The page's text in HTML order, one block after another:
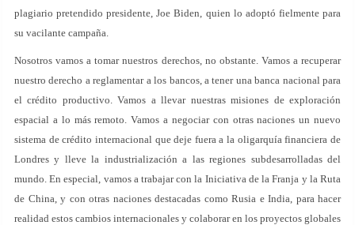
plagiario pretendido presidente, Joe Biden, quien lo adoptó fielmente para
su vacilante campaña.
Nosotros vamos a tomar nuestros derechos, no obstante. Vamos a recuperar
nuestro derecho a reglamentar a los bancos, a tener una banca nacional para
el crédito productivo. Vamos a llevar nuestras misiones de exploración
espacial a lo más remoto. Vamos a negociar con otras naciones un nuevo
sistema de crédito internacional que deje fuera a la oligarquía financiera de
Londres y lleve la industrialización a las regiones subdesarrolladas del
mundo. En especial, vamos a trabajar con la Iniciativa de la Franja y la Ruta
de China, y con otras naciones destacadas como Rusia e India, para hacer
realidad estos cambios internacionales y colaborar en los proyectos globales